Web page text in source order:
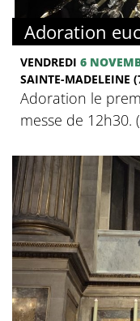
Adoration
VENDREDI 6
SAINTE-MADELEINE
Adoration le
messe de 12h30.